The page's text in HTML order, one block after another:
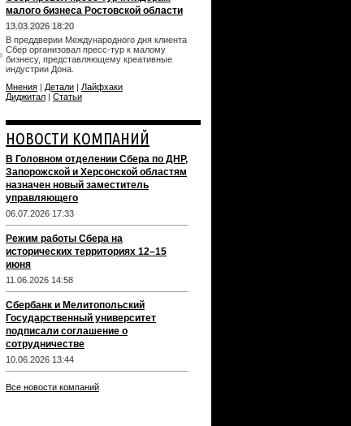
малого бизнеса Ростовской области
13.03.2026 18:20
В преддверии Международного дня клиента
Сбер организовал пресс-тур к малому
бизнесу, представляющему креативные
индустрии Дона.
Мнения | Детали | Лайфхаки
Диджитал | Статьи
НОВОСТИ КОМПАНИЙ
В Головном отделении Сбера по ДНР,
Запорожской и Херсонской областям
назначен новый заместитель
управляющего
06.07.2026 17:33
Режим работы Сбера на
исторических территориях 12–15
июня
11.06.2026 14:58
Сбербанк и Мелитопольский
Государственный университет
подписали соглашение о
сотрудничестве
10.06.2026 13:44
Все новости компаний